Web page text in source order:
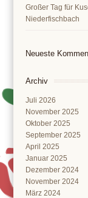
Großer Tag für
Niederfischbach
Neueste
Archiv
Juli 2026
November 2025
Oktober 2025
September 2025
April 2025
Januar 2025
Dezember 2024
November 2024
März 2024